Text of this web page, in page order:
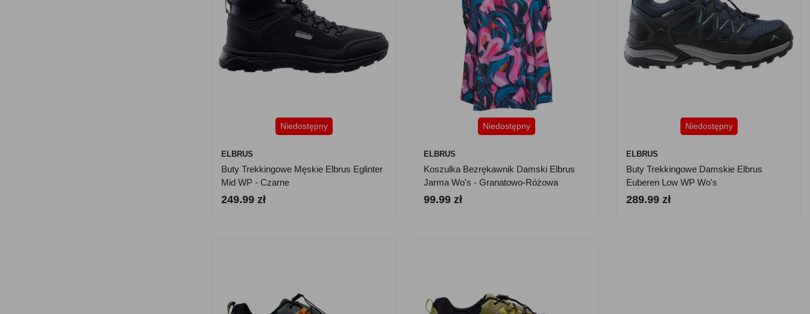
Niedostępny
ELBRUS
Buty Trekkingowe Męskie Elbrus Eglinter
Mid WP - Czarne
249.99 zł
Niedostępny
ELBRUS
Koszulka Bezrękawnik Damski Elbrus
Jarma Wo's - Granatowo-Różowa
99.99 zł
Niedostępny
ELBRUS
Buty Trekkingowe Damskie Elbrus
Euberen Low WP Wo's
289.99 zł